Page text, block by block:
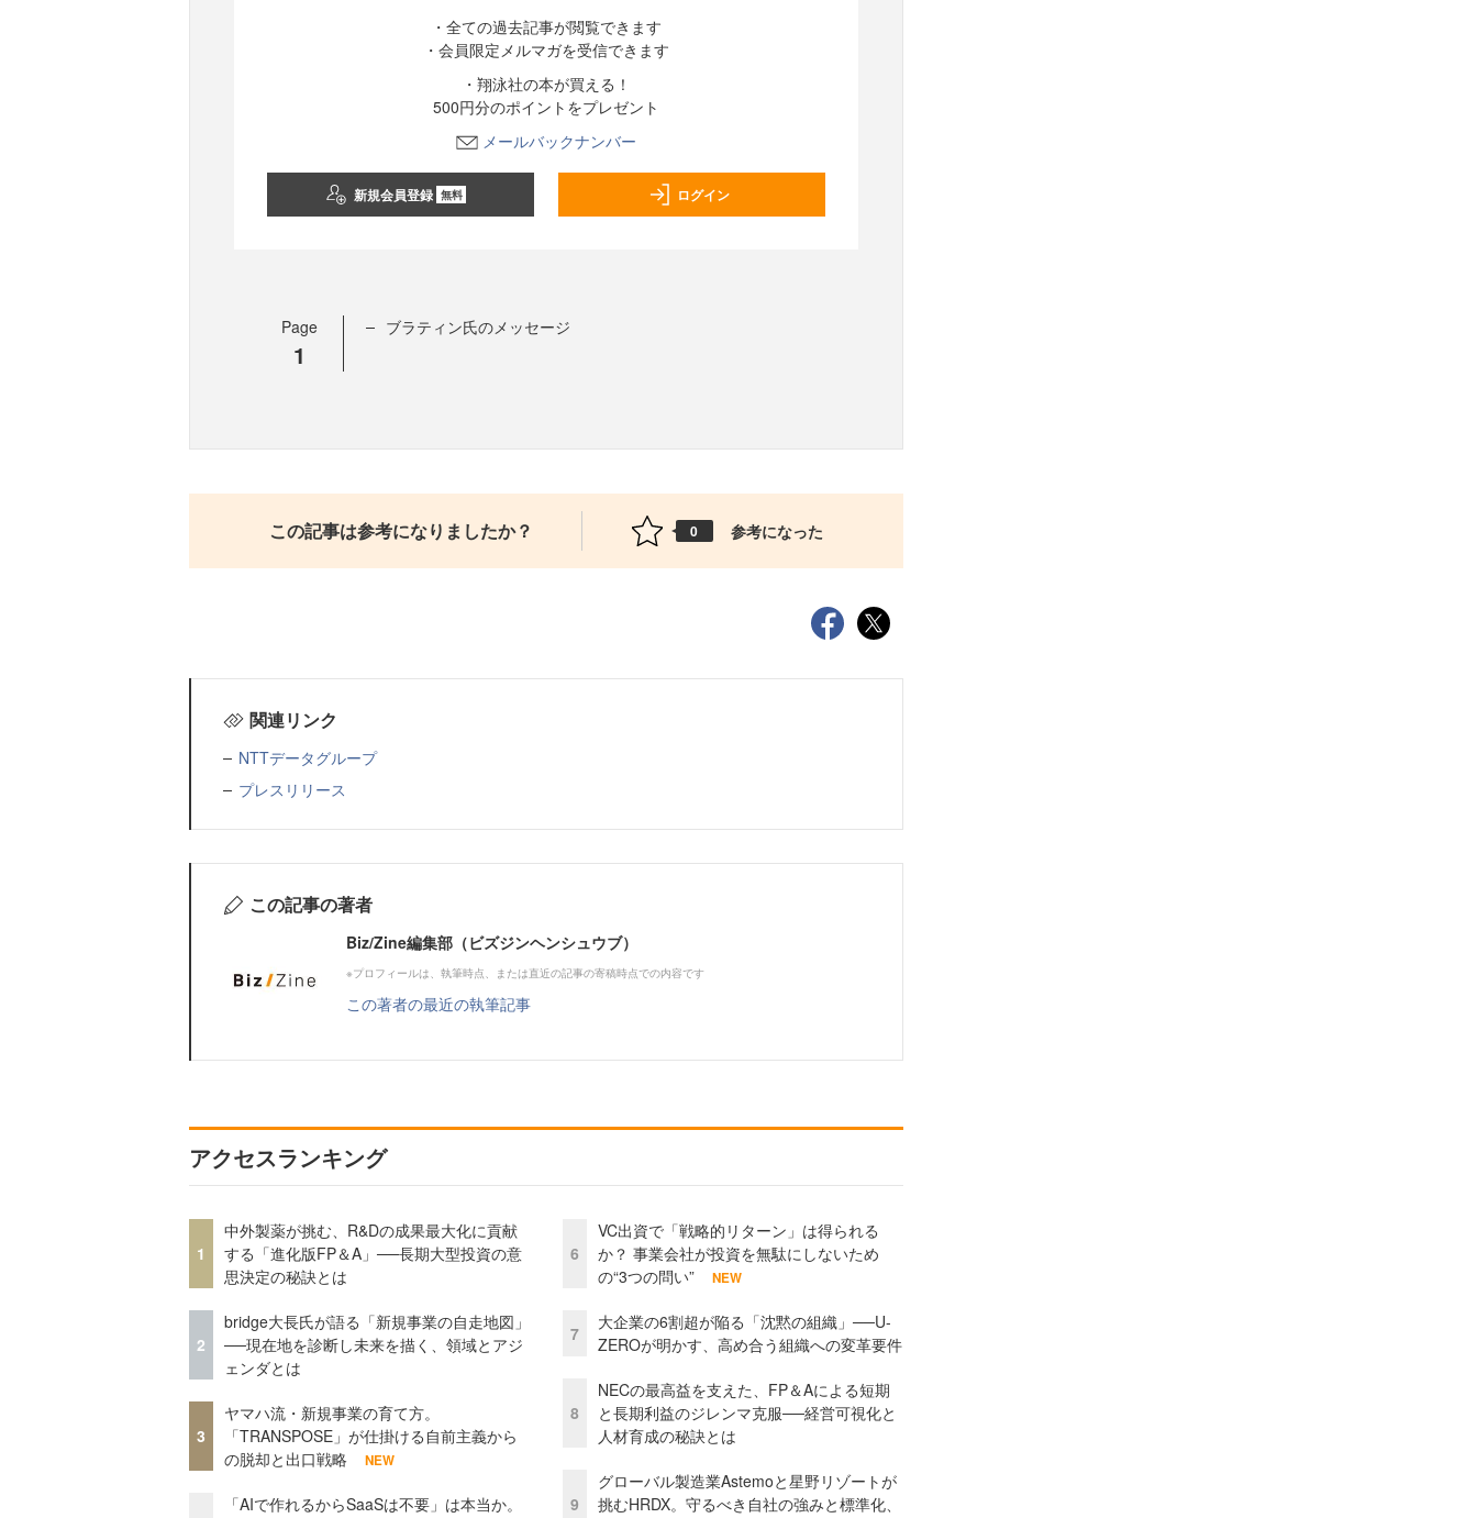
・全ての過去記事が閲覧できます
・会員限定メルマガを受信できます
・翔泳社の本が買える！
500円分のポイントをプレゼント
メールバックナンバー
新規会員登録 無料 ログイン
Page
1
ブラティン氏のメッセージ
この記事は参考になりましたか？ 0 参考になった
関連リンク
NTTデータグループ
プレスリリース
この記事の著者
Biz/Zine編集部（ビズジンヘンシュウブ）
※プロフィールは、執筆時点、または直近の記事の寄稿時点での内容です
この著者の最近の執筆記事
アクセスランキング
1
中外製薬が挑む、R&Dの成果最大化に貢献
する「進化版FP＆A」──長期大型投資の意
思決定の秘訣とは
2
bridge大長氏が語る「新規事業の自走地図」
──現在地を診断し未来を描く、領域とアジ
ェンダとは
3
ヤマハ流・新規事業の育て方。
「TRANSPOSE」が仕掛ける自前主義から
の脱却と出口戦略
NEW
「AIで作れるからSaaSは不要」は本当か。
6
VC出資で「戦略的リターン」は得られる
か？ 事業会社が投資を無駄にしないため
の“3つの問い”
NEW
7
大企業の6割超が陥る「沈黙の組織」──U-
ZEROが明かす、高め合う組織への変革要件
8
NECの最高益を支えた、FP＆Aによる短期
と長期利益のジレンマ克服──経営可視化と
人材育成の秘訣とは
9
グローバル製造業Astemoと星野リゾートが
挑むHRDX。守るべき自社の強みと標準化、